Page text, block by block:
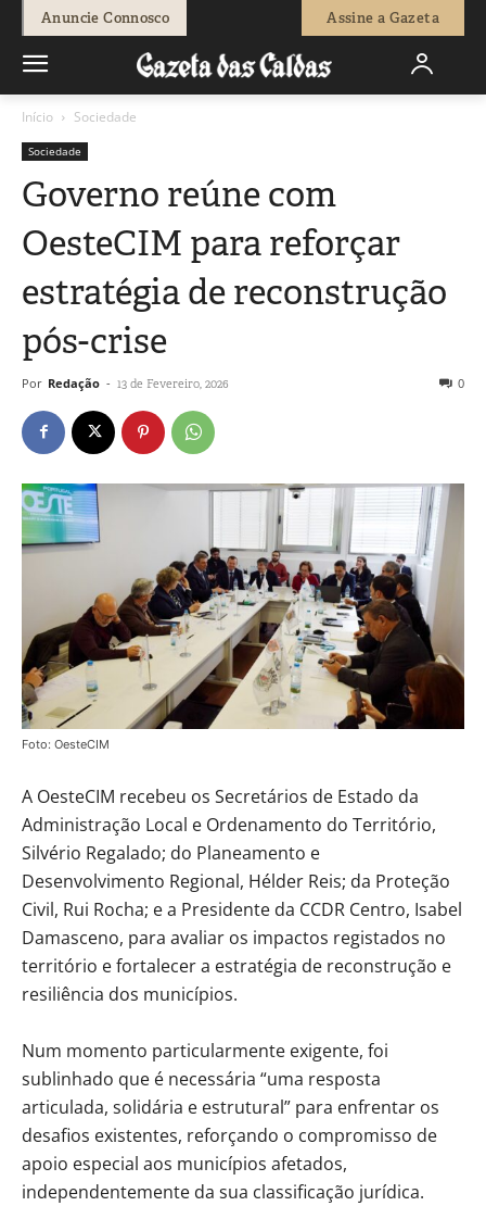
Anuncie Connosco Assine a Gazeta
Início Sociedade
Sociedade
Governo reúne com
OesteCIM para reforçar
estratégia de reconstrução
pós-crise
Por Redação - 13 de Fevereiro, 2026 0
Foto: OesteCIM
A OesteCIM recebeu os Secretários de Estado da
Administração Local e Ordenamento do Território,
Silvério Regalado; do Planeamento e
Desenvolvimento Regional, Hélder Reis; da Proteção
Civil, Rui Rocha; e a Presidente da CCDR Centro, Isabel
Damasceno, para avaliar os impactos registados no
território e fortalecer a estratégia de reconstrução e
resiliência dos municípios.
Num momento particularmente exigente, foi
sublinhado que é necessária “uma resposta
articulada, solidária e estrutural” para enfrentar os
desafios existentes, reforçando o compromisso de
apoio especial aos municípios afetados,
independentemente da sua classificação jurídica.